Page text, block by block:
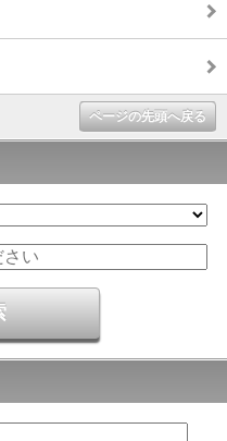
ページの先頭へ戻る